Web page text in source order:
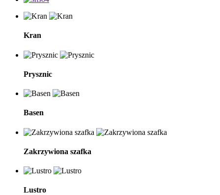
Kran
Prysznic
Basen
Zakrzywiona szafka
Lustro